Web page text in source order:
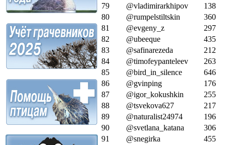
79
@vladimirarkhipov
138
80
@rumpelstiltskin
360
81
@evgeny_z
297
82
@ubeeque
435
83
@safinarezeda
212
84
@timofeypanteleev
263
85
@bird_in_silence
646
86
@gvinping
176
87
@igor_kokushkin
255
88
@tsvekova627
217
89
@naturalist24974
196
90
@svetlana_katana
306
91
@snegirka
455